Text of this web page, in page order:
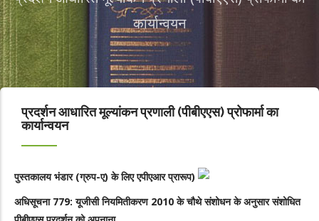
कार्यान्वयन
प्रदर्शन आधारित मूल्यांकन प्रणाली (पीबीएएस) प्रोफार्मा का
कार्यान्वयन
पुस्तकालय भंडार (ग्रुप-ए) के लिए एपीएआर प्रारूप)
अधिसूचना 779: यूजीसी नियमितीकरण 2010 के चौथे संशोधन के अनुसार संशोधित